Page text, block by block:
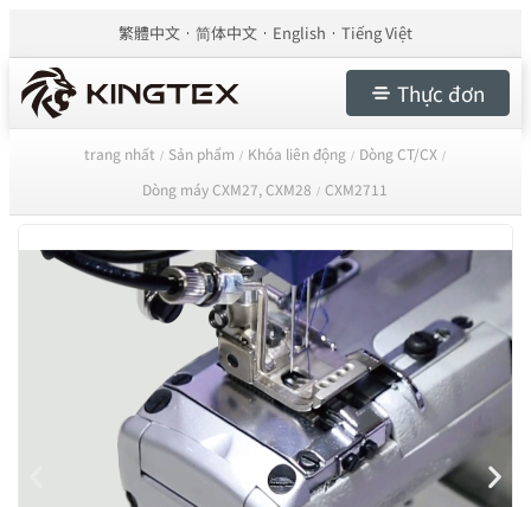
繁體中文 简体中文 English Tiếng Việt
Thực đơn
trang nhất / Sản phẩm / Khóa liên động / Dòng CT/CX /
Dòng máy CXM27, CXM28 / CXM2711